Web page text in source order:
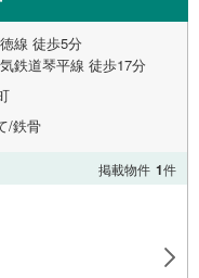
線 徒歩5分
鉄道琴平線 徒歩17分
/鉄骨
掲載物件 1件